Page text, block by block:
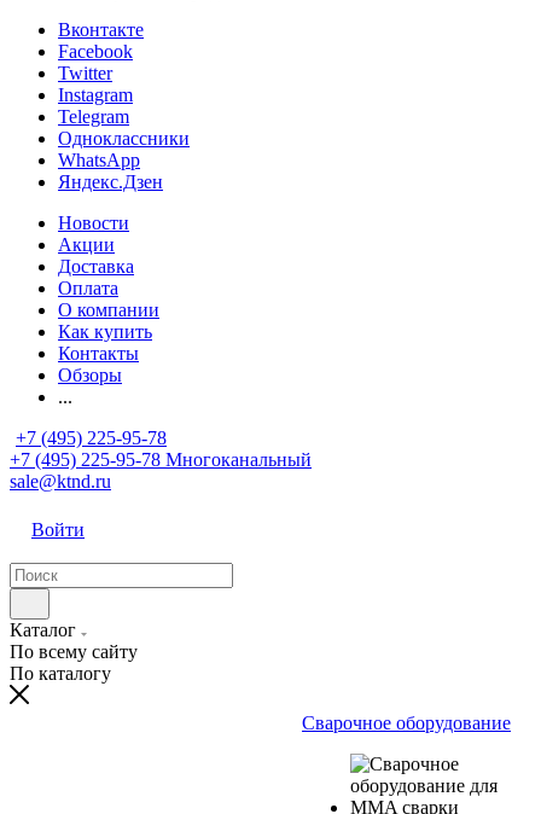
Вконтакте
Facebook
Twitter
Instagram
Telegram
Одноклассники
WhatsApp
Яндекс.Дзен
Новости
Акции
Доставка
Оплата
О компании
Как купить
Контакты
Обзоры
...
+7 (495) 225-95-78
+7 (495) 225-95-78 Многоканальный
sale@ktnd.ru
Войти
Каталог
По всему сайту
По каталогу
Сварочное оборудование